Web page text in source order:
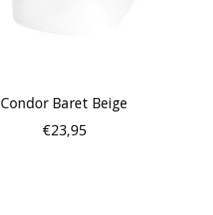
Condor Baret Beige
€23,95